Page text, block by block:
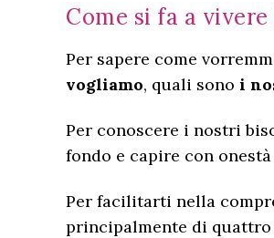
Come si fa a
Per sapere come
vogliamo, quali sono i
Per conoscere i nostri
fondo e capire con onestà
Per facilitarti nella
principalmente di quattro